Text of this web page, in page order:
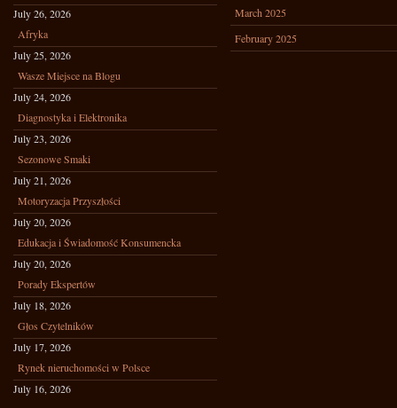
July 26, 2026
Afryka
July 25, 2026
Wasze Miejsce na Blogu
July 24, 2026
Diagnostyka i Elektronika
July 23, 2026
Sezonowe Smaki
July 21, 2026
Motoryzacja Przyszłości
July 20, 2026
Edukacja i Świadomość Konsumencka
July 20, 2026
Porady Ekspertów
July 18, 2026
Głos Czytelników
July 17, 2026
Rynek nieruchomości w Polsce
July 16, 2026
March 2025
February 2025